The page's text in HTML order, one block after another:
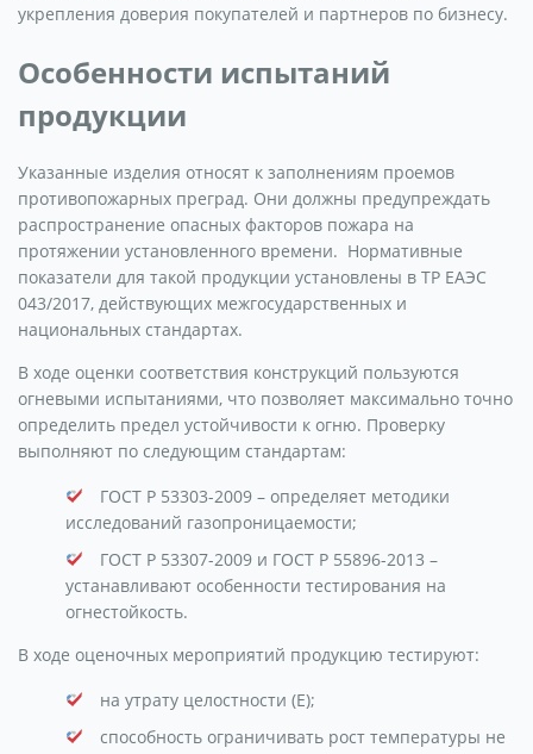
укрепления доверия покупателей и партнеров по бизнесу.
Особенности испытаний
продукции
Указанные изделия относят к заполнениям проемов
противопожарных преград. Они должны предупреждать
распространение опасных факторов пожара на
протяжении установленного времени. Нормативные
показатели для такой продукции установлены в ТР ЕАЭС
043/2017, действующих межгосударственных и
национальных стандартах.
В ходе оценки соответствия конструкций пользуются
огневыми испытаниями, что позволяет максимально точно
определить предел устойчивости к огню. Проверку
выполняют по следующим стандартам:
ГОСТ Р 53303-2009 – определяет методики
исследований газопроницаемости;
ГОСТ Р 53307-2009 и ГОСТ Р 55896-2013 –
устанавливают особенности тестирования на
огнестойкость.
В ходе оценочных мероприятий продукцию тестируют:
на утрату целостности (Е);
способность ограничивать рост температуры не